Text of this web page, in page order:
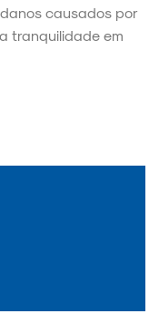
causados por
tranquilidade em